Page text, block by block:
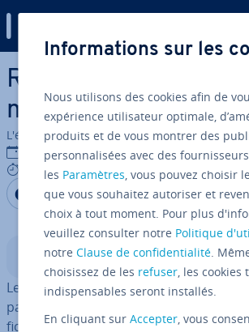
Aller au contenu principal
Rotation de PDF : les
meilleurs outils
L'équipe édi­to­riale IONOS
02/09/2021
9 mins
Partager sur Facebook
Partager sur Twitter
Partager sur
Sommaire
Le format PDF est le premier choix pour
partager des documents avec des
fichier s’affichera cor­rec­te­ment et de
Informations sur les
Nous utilisons des cookies afin de
expérience utilisateur optimale,
produits et de vous montrer des
personnalisées avec des
les Paramètres, vous pouvez choisir
que vous souhaitez autoriser et
choix à tout moment. Pour plus
veuillez consulter notre Politique
notreClause de confidentialité.
choisissez de les refuser, les cookies
indispensables seront installés.
En cliquant surAccepter, vous